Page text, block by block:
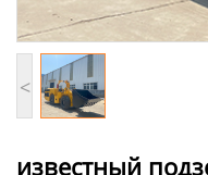
<
известный